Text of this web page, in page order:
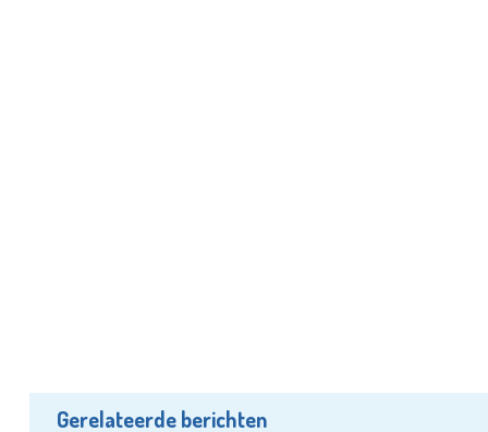
Gerelateerde berichten